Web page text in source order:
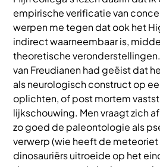
empirische verificatie van
werpen me tegen dat ook het
indirect waarneembaar is,
theoretische
van Freudianen had geëist dat
als neurologisch construct op
oplichten, of post mortem
lijkschouwing. Men vraagt zich
zo goed de paleontologie als
verwerp (wie heeft de
dinosauriërs uitroeide op het